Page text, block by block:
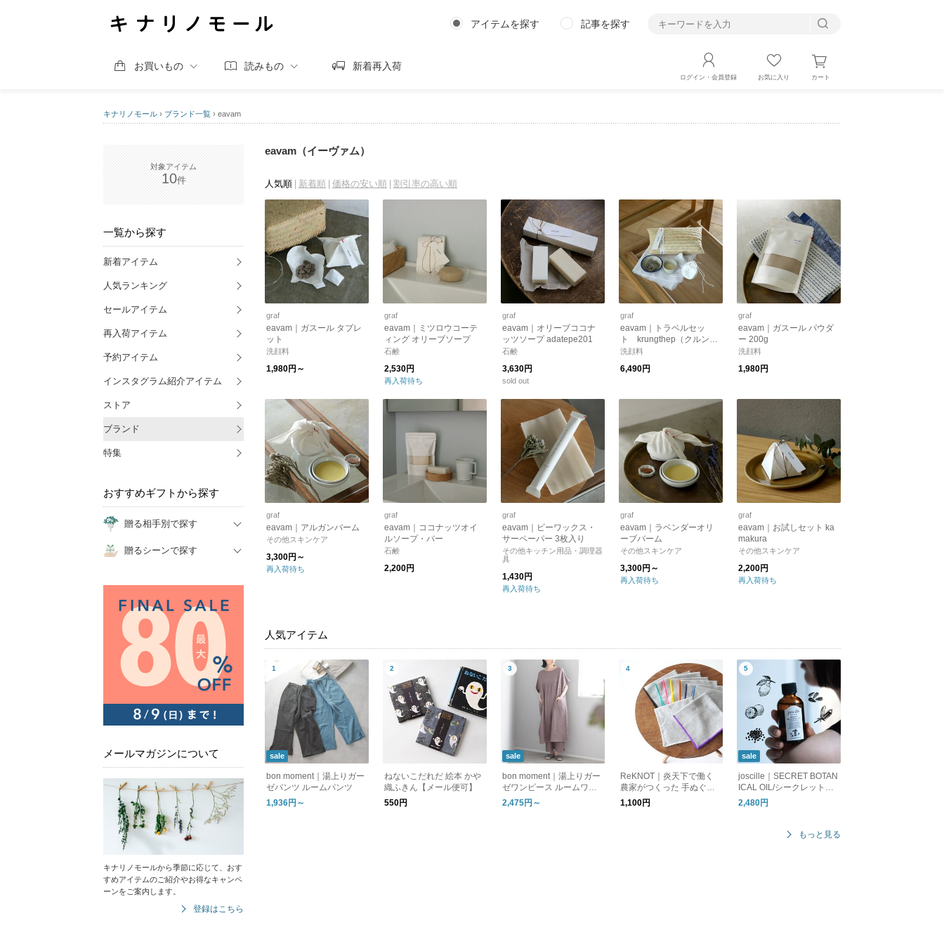
アイテムを探す 記事を探す
お買いもの 読みもの 新着再入荷
ログイン・会員登録 お気に入り カート
キナリノモール › ブランド一覧 › eavam
10
一覧から探す
新着アイテム
人気ランキング
セールアイテム
再入荷アイテム
予約アイテム
インスタグラム紹介アイテム
ストア
ブランド
特集
おすすめギフトから探す
贈る相手別で探す
贈るシーンで探す
メールマガジンについて
キナリノモールから季節に応じて、おす
すめアイテムのご紹介やお得なキャンペ
ーンをご案内します。
登録はこちら
eavam（イーヴァム）
人気順 新着順 価格の安い順 割引率の高い順
graf
eavam｜ガスール タブレ
ット
洗顔料
1,980円～
graf
eavam｜ミツロウコーテ
ィング オリーブソープ
石鹸
2,530円
再入荷待ち
graf
eavam｜オリーブココナ
ッツソープ adatepe201
石鹸
3,630円
sold out
graf
eavam｜トラベルセッ
ト krungthep（クルンテ
ープ）
洗顔料
6,490円
graf
eavam｜ガスール パウダ
ー 200g
洗顔料
1,980円
graf
eavam｜アルガンバーム
その他スキンケア
3,300円～
再入荷待ち
graf
eavam｜ココナッツオイ
ルソープ・バー
石鹸
2,200円
graf
eavam｜ビーワックス・
サーペーパー 3枚入り
その他キッチン用品・調理器
具
1,430円
再入荷待ち
graf
eavam｜ラベンダーオリ
ーブバーム
その他スキンケア
3,300円～
再入荷待ち
graf
eavam｜お試しセット ka
makura
その他スキンケア
2,200円
再入荷待ち
人気アイテム
sale
bon moment｜湯上りガー
ゼパンツ ルームパンツ
1,936円～
ねないこだれだ 絵本 かや
織ふきん【メール便可】
550円
sale
bon moment｜湯上りガー
ゼワンピース ルームワン
ピース
2,475円～
ReKNOT｜炎天下で働く
農家がつくった 手ぬぐい
ハンカチ MFS2610 リノッ
ト ギフト
1,100円
sale
joscille｜SECRET BOTAN
ICAL OIL/シークレットボ
タニカルオイル
2,480円
もっと見る